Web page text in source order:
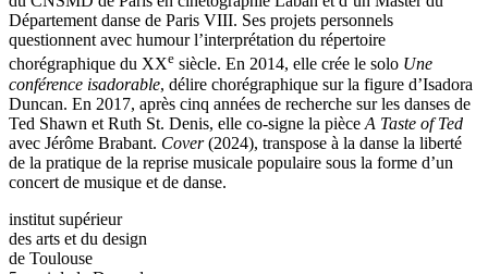
Département danse de Paris VIII. Ses projets personnels
questionnent avec humour l’interprétation du répertoire
chorégraphique du XXe siècle. En 2014, elle crée le solo Une
conférence isadorable, délire chorégraphique sur la figure d’Isadora
Duncan. En 2017, après cinq années de recherche sur les danses de
Ted Shawn et Ruth St. Denis, elle co-signe la pièce A Taste of Ted
avec Jérôme Brabant. Cover(2024), transpose à la danse la liberté
de la pratique de la reprise musicale populaire sous la forme d’un
concert de musique et de danse.
institut supérieur
des arts et du design
de Toulouse